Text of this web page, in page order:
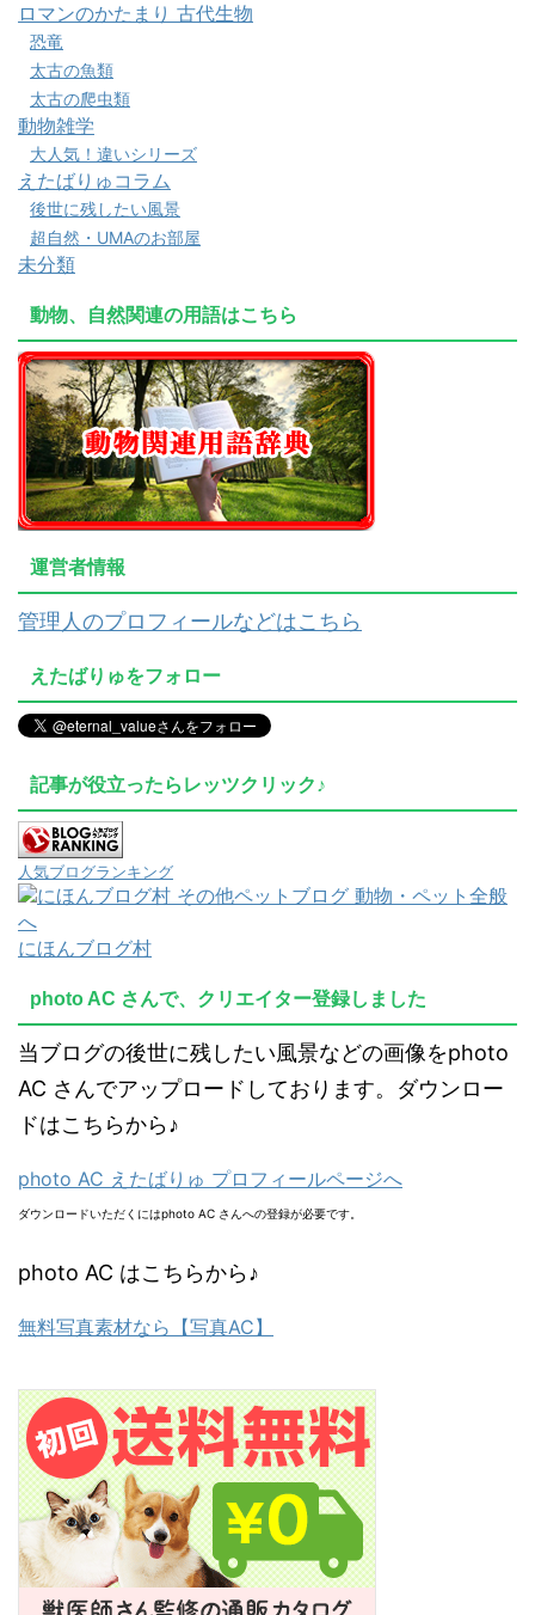
ロマンのかたまり 古代生物
恐竜
太古の魚類
太古の爬虫類
動物雑学
大人気！違いシリーズ
えたばりゅコラム
後世に残したい風景
超自然・UMAのお部屋
未分類
動物、自然関連の用語はこちら
運営者情報
管理人のプロフィールなどはこちら
えたばりゅをフォロー
記事が役立ったらレッツクリック♪
人気ブログランキング
にほんブログ村
photo AC さんで、クリエイター登録しました
当ブログの後世に残したい風景などの画像をphoto
AC さんでアップロードしております。ダウンロー
ドはこちらから♪
photo AC えたばりゅ プロフィールページへ
ダウンロードいただくにはphoto AC さんへの登録が必要です。
photo AC はこちらから♪
無料写真素材なら【写真AC】